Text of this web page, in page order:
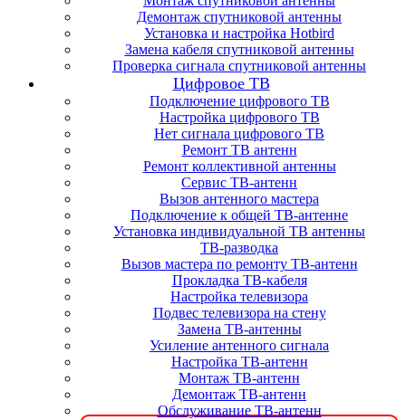
Демонтаж спутниковой антенны
Установка и настройка Hotbird
Замена кабеля спутниковой антенны
Проверка сигнала спутниковой антенны
Цифровое ТВ
Подключение цифрового ТВ
Настройка цифрового ТВ
Нет сигнала цифрового ТВ
Ремонт ТВ антенн
Ремонт коллективной антенны
Сервис ТВ-антенн
Вызов антенного мастера
Подключение к общей ТВ-антенне
Установка индивидуальной ТВ антенны
ТВ-разводка
Вызов мастера по ремонту ТВ-антенн
Прокладка ТВ-кабеля
Настройка телевизора
Подвес телевизора на стену
Замена ТВ-антенны
Усиление антенного сигнала
Настройка ТВ-антенн
Монтаж ТВ-антенн
Демонтаж ТВ-антенн
Обслуживание ТВ-антенн